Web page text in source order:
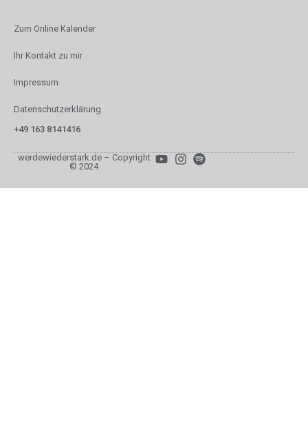
Zum Online Kalender
Ihr Kontakt zu mir
Impressum
Datenschutzerklärung
+49 163 8141416
werdewiederstark.de – Copyright
© 2024